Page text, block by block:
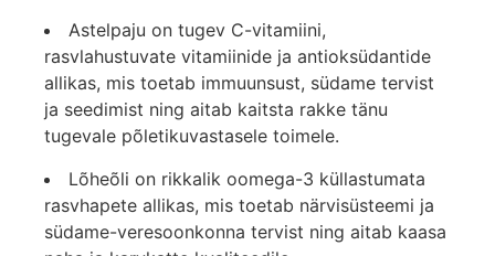
Astelpaju on tugev C-vitamiini,
rasvlahustuvate vitamiinide ja antioksüdantide
allikas, mis toetab immuunsust, südame tervist
ja seedimist ning aitab kaitsta rakke tänu
tugevale põletikuvastasele toimele.
Lõheõli on rikkalik oomega-3 küllastumata
rasvhapete allikas, mis toetab närvisüsteemi ja
südame-veresoonkonna tervist ning aitab kaasa